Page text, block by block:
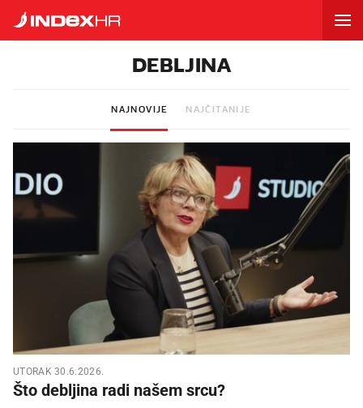
DEBLJINA
NAJNOVIJE NAJČITANIJE
UTORAK 30.6.2026.
Što debljina radi našem srcu?